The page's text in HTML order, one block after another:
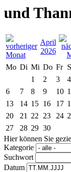
und
April
2026
Mo Di Mi Do Fr
1
2 3 4
6
7 8 9 10
13
14 15 16 17
20
21 22 23 24
27
28 29 30
Hier können Sie
Kategorie
Suchwort
Datum